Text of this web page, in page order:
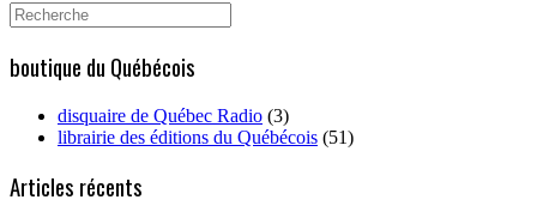
Search
for:
boutique du Québécois
disquaire de Québec Radio (3)
librairie des éditions du Québécois (51)
Articles récents